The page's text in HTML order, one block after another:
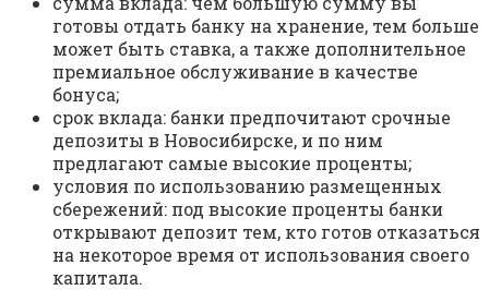
готовы отдать банку на хранение, тем больше
может быть ставка, а также дополнительное
премиальное обслуживание в качестве
бонуса;
срок вклада: банки предпочитают срочные
депозиты в Новосибирске, и по ним
предлагают самые высокие проценты;
условия по использованию размещенных
сбережений: под высокие проценты банки
открывают депозит тем, кто готов отказаться
на некоторое время от использования своего
капитала.